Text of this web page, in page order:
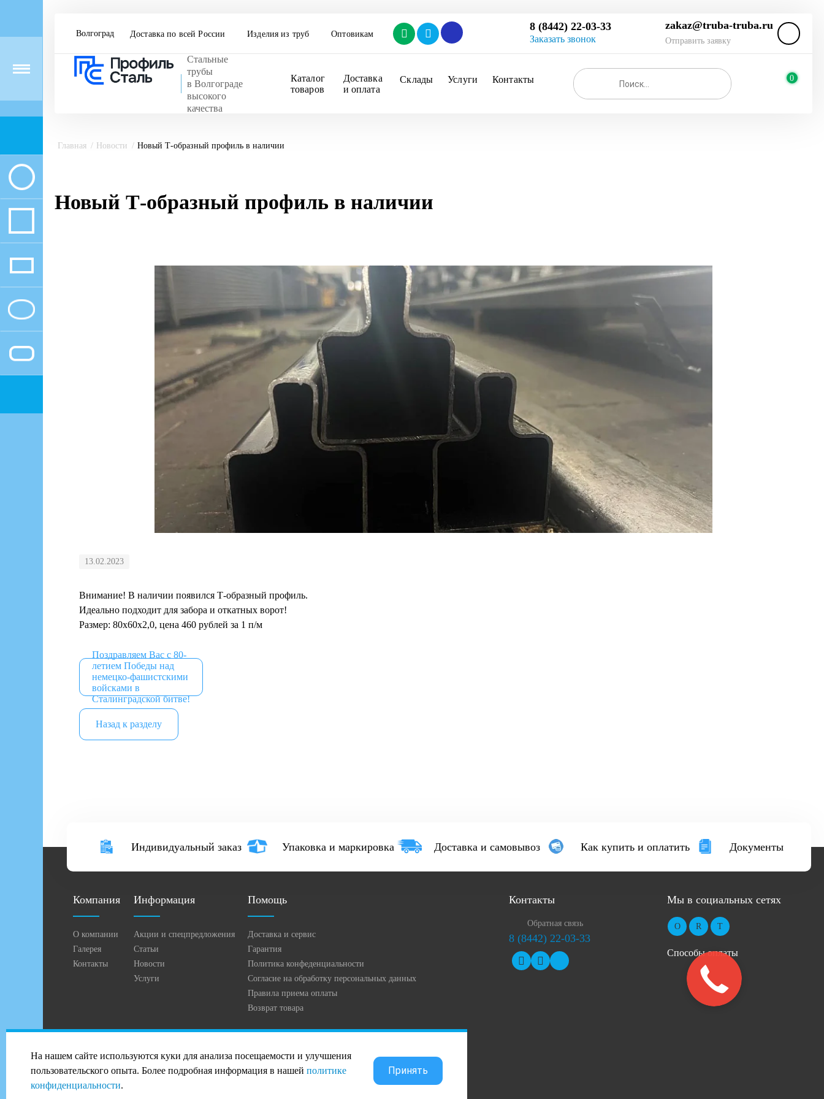
Волгоград Доставка по всей России Изделия из труб Оптовикам
8 (8442) 22-03-33
Заказать звонок
zakaz@truba-truba.ru
Отправить заявку
Стальные
трубы
в Волгограде
высокого
качества
Каталог
товаров
Доставка
и оплата
Склады Услуги Контакты 0
Главная Новости Новый Т-образный профиль в наличии
Новый Т-образный профиль в наличии
13.02.2023
Внимание! В наличии появился Т-образный профиль.
Идеально подходит для забора и откатных ворот!
Размер: 80x60x2,0, цена 460 рублей за 1 п/м
Поздравляем Вас с 80-
летием Победы над
немецко-фашистскими
войсками в
Сталинградской битве!
Назад к разделу
На нашем сайте используются куки для анализа посещаемости и улучшения
пользовательского опыта. Более подробная информация в нашей политике
конфиденциальности.
Принять
Индивидуальный заказ Упаковка и маркировка Доставка и самовывоз Как купить и оплатить Документы
Компания
О компании
Галерея
Контакты
Информация
Акции и спецпредложения
Статьи
Новости
Услуги
Помощь
Доставка и сервис
Гарантия
Политика конфеденциальности
Согласие на обработку персональных данных
Правила приема оплаты
Возврат товара
Контакты
Обратная связь
8 (8442) 22-03-33
Мы в социальных сетях
Способы оплаты
2026 © Профиль-Сталь в Волгограде
PANDA Digital Group